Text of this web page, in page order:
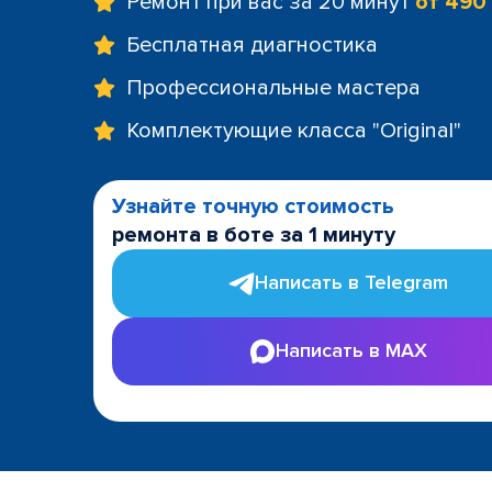
Бесплатная диагностика
Профессиональные мастера
Комплектующие класса "Original"
Узнайте точную стоимость
ремонта в боте за 1 минуту
Написать в Telegram
Написать в MAX